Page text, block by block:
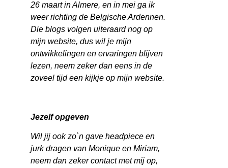
26 maart in Almere, en in mei ga ik
weer richting de Belgische Ardennen.
Die blogs volgen uiteraard nog op
mijn website, dus wil je mijn
ontwikkelingen en ervaringen blijven
lezen, neem zeker dan eens in de
zoveel tijd een kijkje op mijn website.
Jezelf opgeven
Wil jij ook zo`n gave headpiece en
jurk dragen van Monique en Miriam,
neem dan zeker contact met mij op,